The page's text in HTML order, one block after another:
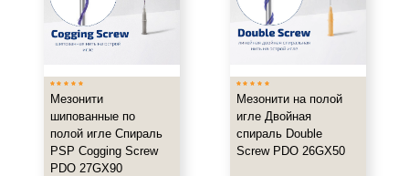
Мезонити
шипованные по
полой игле Спираль
PSP Cogging Screw
PDO 27GX90
Мезонити на полой
игле Двойная
спираль Double
Screw PDO 26GX50